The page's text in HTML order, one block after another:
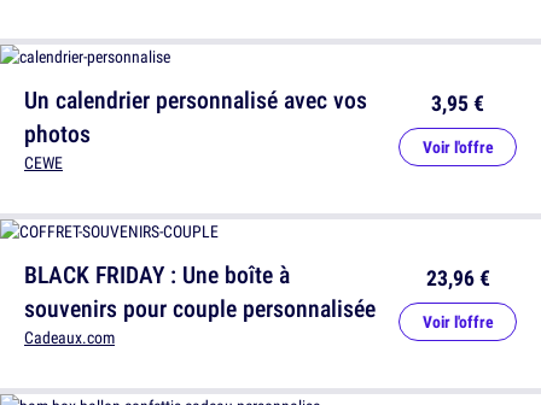
Un calendrier personnalisé avec vos
photos
CEWE
3,95 €
Voir l'offre
BLACK FRIDAY : Une boîte à
souvenirs pour couple personnalisée
Cadeaux.com
23,96 €
Voir l'offre